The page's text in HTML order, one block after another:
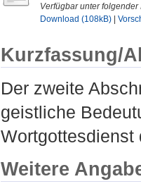
Verfügbar unter folgender
Download (108kB)
Kurzfassung/
Der zweite
geistliche
Wortgottesdienst
Weitere